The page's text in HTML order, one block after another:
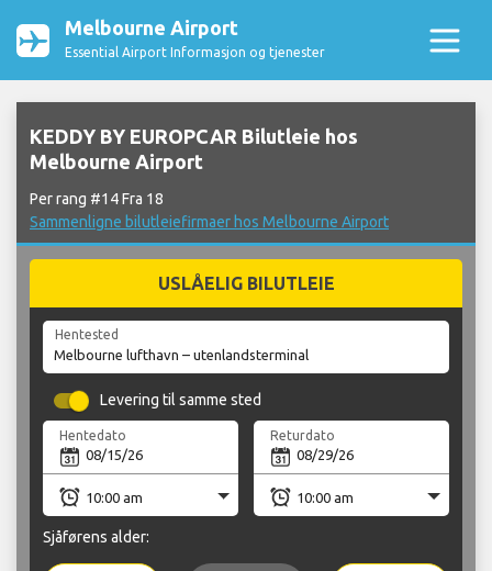
Melbourne Airport
Essential Airport Informasjon og tjenester
KEDDY BY EUROPCAR Bilutleie hos
Melbourne Airport
Per rang #14 Fra 18
Sammenligne bilutleiefirmaer hos Melbourne Airport
USLÅELIG BILUTLEIE
Hentested
Levering til samme sted
Hentedato Returdato
Sjåførens alder: